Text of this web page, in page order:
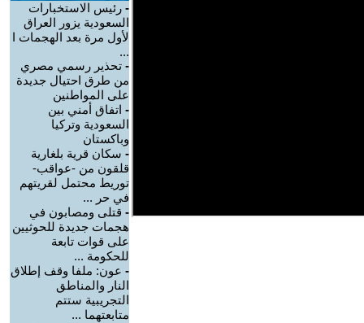
- رئيس الاستخبارات
السعودية يزور العراق
لأول مرة بعد الهجمات ا
...
- تحذير رسمي مصري
من طرق احتيال جديدة
على المواطنين
- اتفاق أمني بين
السعودية وتركيا
وباكستان
- سكان قرية بلغارية
قلقون من -عواقب-
توريط محتمل لقريتهم
في حر ...
- قتلى ومصابون في
هجمات جديدة للحوثيين
على قوات تابعة
للحكومة ...
- عون: ملفا وقف إطلاق
النار والمناطق
التجريبية ستتم
متابعتهما ...